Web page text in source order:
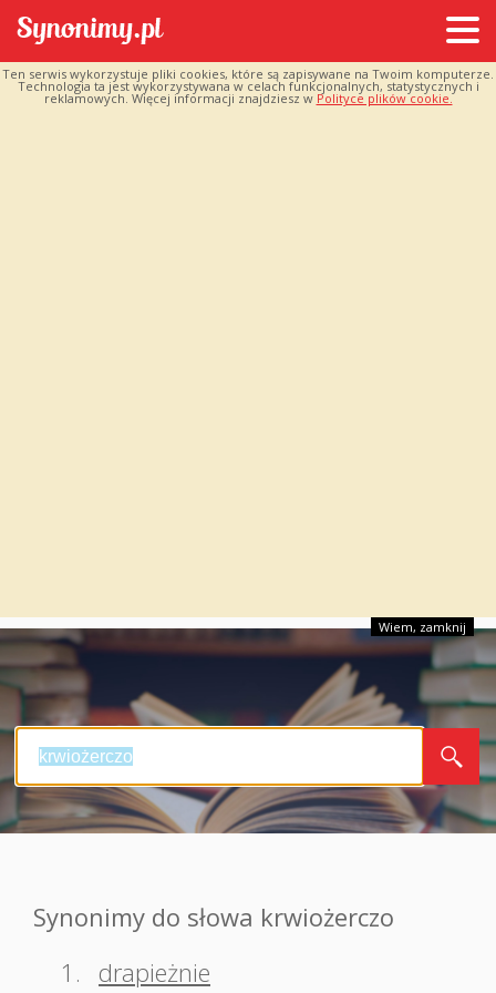
Ten serwis wykorzystuje pliki cookies, które są zapisywane na Twoim komputerze.
Technologia ta jest wykorzystywana w celach funkcjonalnych, statystycznych i
reklamowych. Więcej informacji znajdziesz w Polityce plików cookie.
Wiem, zamknij
Synonimy do słowa krwiożerczo
1.
drapieżnie